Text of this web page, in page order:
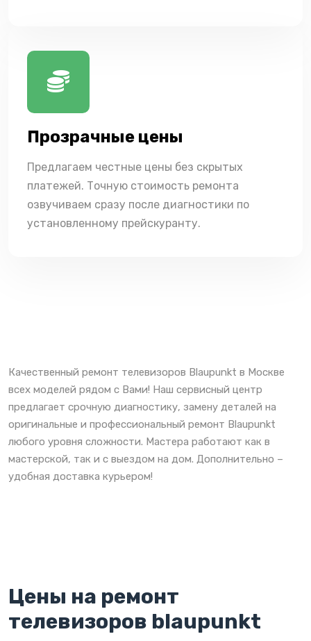
Прозрачные цены
Предлагаем честные цены без скрытых
платежей. Точную стоимость ремонта
озвучиваем сразу после диагностики по
установленному прейскуранту.
Качественный ремонт телевизоров Blaupunkt в Москве
всех моделей рядом с Вами! Наш сервисный центр
предлагает срочную диагностику, замену деталей на
оригинальные и профессиональный ремонт Blaupunkt
любого уровня сложности. Мастера работают как в
мастерской, так и с выездом на дом. Дополнительно –
удобная доставка курьером!
Цены на ремонт
телевизоров blaupunkt